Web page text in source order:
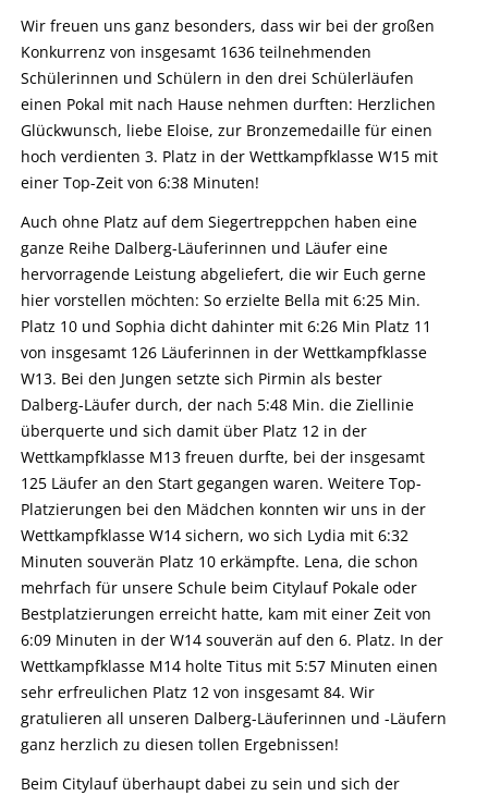
Wir freuen uns ganz besonders, dass wir bei der großen
Konkurrenz von insgesamt 1636 teilnehmenden
Schülerinnen und Schülern in den drei Schülerläufen
einen Pokal mit nach Hause nehmen durften: Herzlichen
Glückwunsch, liebe Eloise, zur Bronzemedaille für einen
hoch verdienten 3. Platz in der Wettkampfklasse W15 mit
einer Top-Zeit von 6:38 Minuten!
Auch ohne Platz auf dem Siegertreppchen haben eine
ganze Reihe Dalberg-Läuferinnen und Läufer eine
hervorragende Leistung abgeliefert, die wir Euch gerne
hier vorstellen möchten: So erzielte Bella mit 6:25 Min.
Platz 10 und Sophia dicht dahinter mit 6:26 Min Platz 11
von insgesamt 126 Läuferinnen in der Wettkampfklasse
W13. Bei den Jungen setzte sich Pirmin als bester
Dalberg-Läufer durch, der nach 5:48 Min. die Ziellinie
überquerte und sich damit über Platz 12 in der
Wettkampfklasse M13 freuen durfte, bei der insgesamt
125 Läufer an den Start gegangen waren. Weitere Top-
Platzierungen bei den Mädchen konnten wir uns in der
Wettkampfklasse W14 sichern, wo sich Lydia mit 6:32
Minuten souverän Platz 10 erkämpfte. Lena, die schon
mehrfach für unsere Schule beim Citylauf Pokale oder
Bestplatzierungen erreicht hatte, kam mit einer Zeit von
6:09 Minuten in der W14 souverän auf den 6. Platz. In der
Wettkampfklasse M14 holte Titus mit 5:57 Minuten einen
sehr erfreulichen Platz 12 von insgesamt 84. Wir
gratulieren all unseren Dalberg-Läuferinnen und -Läufern
ganz herzlich zu diesen tollen Ergebnissen!
Beim Citylauf überhaupt dabei zu sein und sich der